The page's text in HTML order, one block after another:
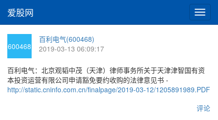
切
换
爱股网
600468
百利电气(600468)
2019-03-13 06:09:17
百利电气：北京观韬中茂（天津）律师事务所关于天津津智国有资
本投资运营有限公司申请豁免要约收购的法律意见书 -
http://static.cninfo.com.cn/finalpage/2019-03-12/1205891989.PDF
评论